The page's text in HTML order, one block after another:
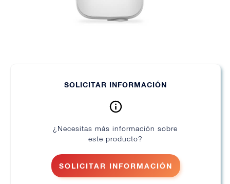
SOLICITAR INFORMACIÓN
¿Necesitas más información sobre
este producto?
SOLICITAR INFORMACIÓN